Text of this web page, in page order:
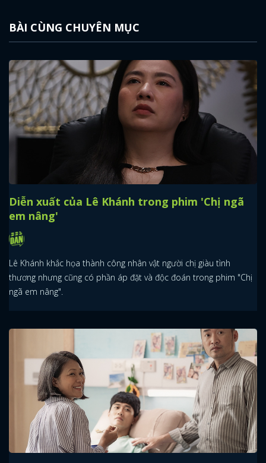
BÀI CÙNG CHUYÊN MỤC
Diễn xuất của Lê Khánh trong phim 'Chị ngã
em nâng'
Lê Khánh khắc họa thành công nhân vật người chị giàu tình
thương nhưng cũng có phần áp đặt và độc đoán trong phim "Chị
ngã em nâng".